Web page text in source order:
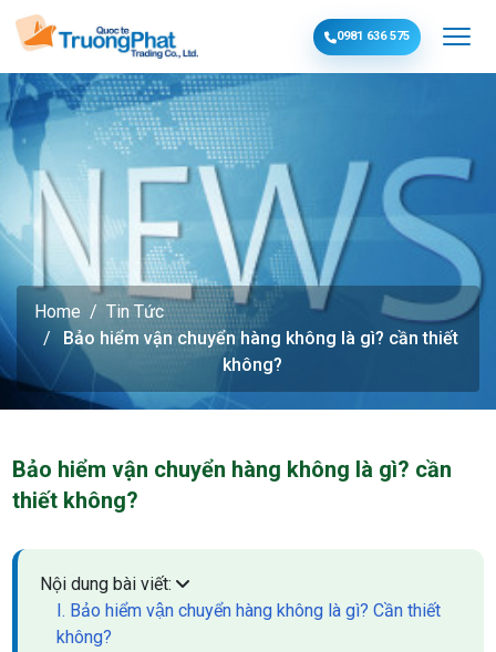
0981 636 575
Home
Tin Tức
Bảo hiểm vận chuyển hàng không là gì? cần thiết
không?
Bảo hiểm vận chuyển hàng không là gì? cần
thiết không?
Nội dung bài viết:
I. Bảo hiểm vận chuyển hàng không là gì? Cần thiết
không?